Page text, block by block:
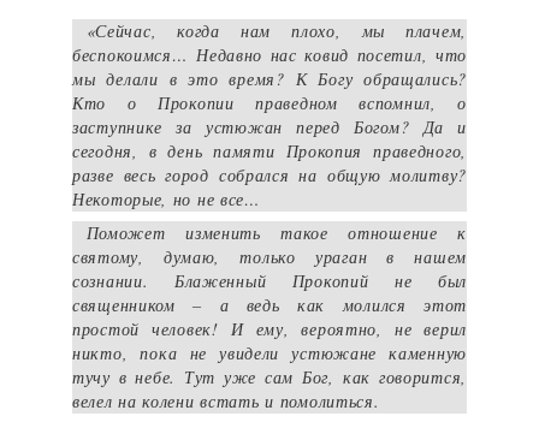
«Сейчас, когда нам плохо, мы плачем,
беспокоимся… Недавно нас ковид посетил, что
мы делали в это время? К Богу обращались?
Кто о Прокопии праведном вспомнил, о
заступнике за устюжан перед Богом? Да и
сегодня, в день памяти Прокопия праведного,
разве весь город собрался на общую молитву?
Некоторые, но не все…
Поможет изменить такое отношение к
святому, думаю, только ураган в нашем
сознании. Блаженный Прокопий не был
священником – а ведь как молился этот
простой человек! И ему, вероятно, не верил
никто, пока не увидели устюжане каменную
тучу в небе. Тут уже сам Бог, как говорится,
велел на колени встать и помолиться.